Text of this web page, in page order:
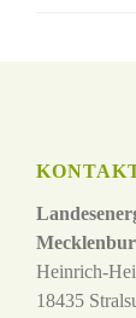
Heinrich-
18435